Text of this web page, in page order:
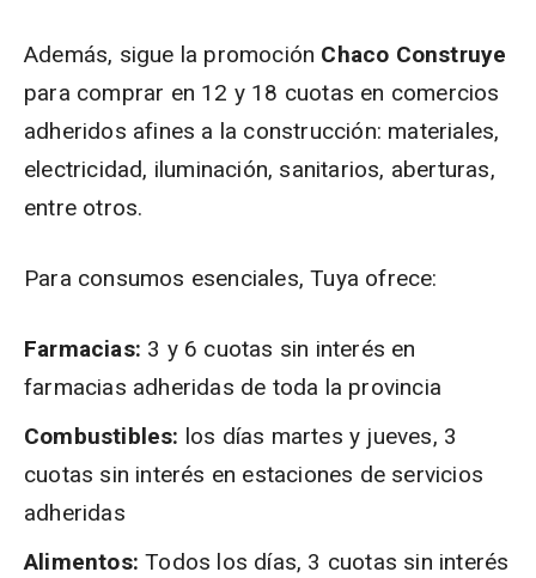
Además, sigue la promoción Chaco Construye
para comprar en 12 y 18 cuotas en comercios
adheridos afines a la construcción: materiales,
electricidad, iluminación, sanitarios, aberturas,
entre otros.
Para consumos esenciales, Tuya ofrece:
Farmacias: 3 y 6 cuotas sin interés en
farmacias adheridas de toda la provincia
Combustibles: los días martes y jueves, 3
cuotas sin interés en estaciones de servicios
adheridas
Alimentos:Todos los días, 3 cuotas sin interés